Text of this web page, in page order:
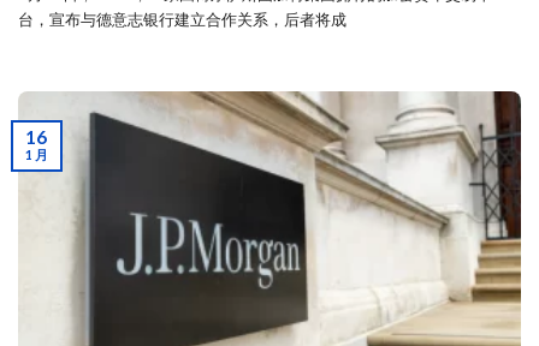
台，宣布与德意志银行建立合作关系，后者将成
16
1 月